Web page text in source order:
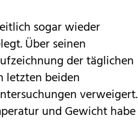
sogar wieder
Über seinen
der täglichen
letzten beiden
verweigert.
und Gewicht habe